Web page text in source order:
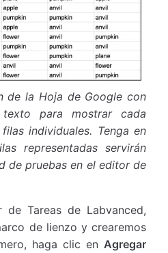
de la Hoja de Google con
para mostrar cada
individuales. Tenga en
representadas servirán
de pruebas en el editor de
de Tareas de Labvanced,
de lienzo y crearemos
haga clic en Agregar